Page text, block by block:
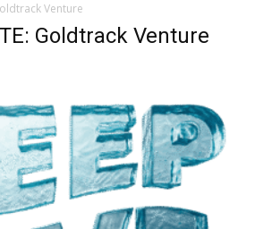
Venture
Goldtrack Venture